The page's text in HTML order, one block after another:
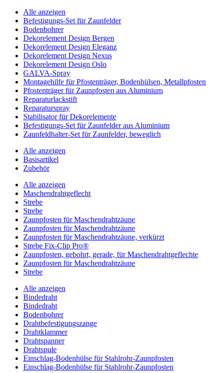
Alle anzeigen
Befestigungs-Set für Zaunfelder
Bodenbohrer
Dekorelement Design Bergen
Dekorelement Design Eleganz
Dekorelement Design Nexus
Dekorelement Design Oslo
GALVA-Spray
Montagehilfe für Pfostenträger, Bodenhülsen, Metallpfosten
Pfostenträger für Zaunpfosten aus Aluminium
Reparaturlackstift
Reparaturspray
Stabilisator für Dekorelemente
Befestigungs-Set für Zaunfelder aus Aluminium
Zaunfeldhalter-Set für Zaunfelder, beweglich
Alle anzeigen
Basisartikel
Zubehör
Alle anzeigen
Maschendrahtgeflecht
Strebe
Strebe
Zaunpfosten für Maschendrahtzäune
Zaunpfosten für Maschendrahtzäune
Zaunpfosten für Maschendrahtzäune, verkürzt
Strebe Fix-Clip Pro®
Zaunpfosten, gebohrt, gerade, für Maschendrahtgeflechte
Zaunpfosten für Maschendrahtzäune
Strebe
Alle anzeigen
Bindedraht
Bindedraht
Bodenbohrer
Drahtbefestigungszange
Drahtklammer
Drahtspanner
Drahtspule
Einschlag-Bodenhülse für Stahlrohr-Zaunpfosten
Einschlag-Bodenhülse für Stahlrohr-Zaunpfosten